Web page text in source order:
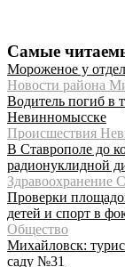
Самые
Мороженое у
Новости района
Водитель погиб в
Невинномысске
Происшествия
В Ставрополе до
радионуклидной
Здравоохранение
Проверки
детей и спорт в
Общество
Михайловск:
саду №31